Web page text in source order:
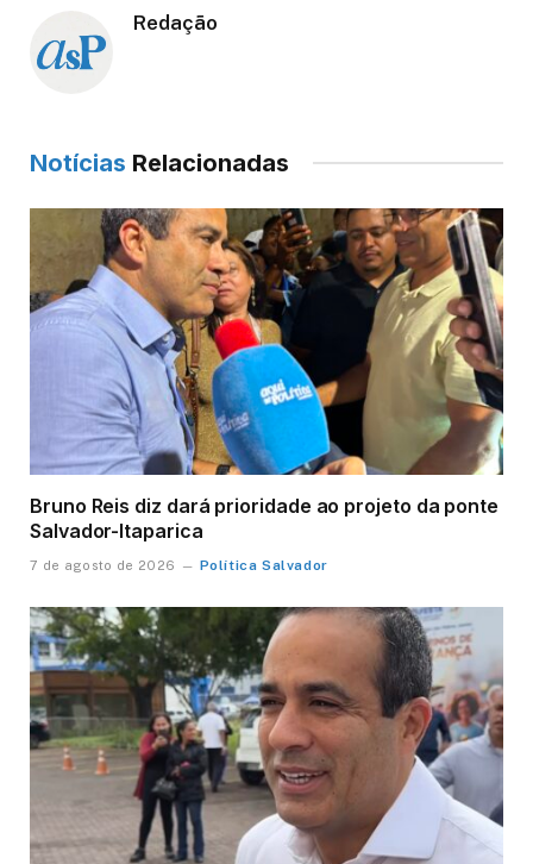
Redação
Notícias Relacionadas
Bruno Reis diz dará prioridade ao projeto da ponte
Salvador-Itaparica
7 de agosto de 2026 Política Salvador